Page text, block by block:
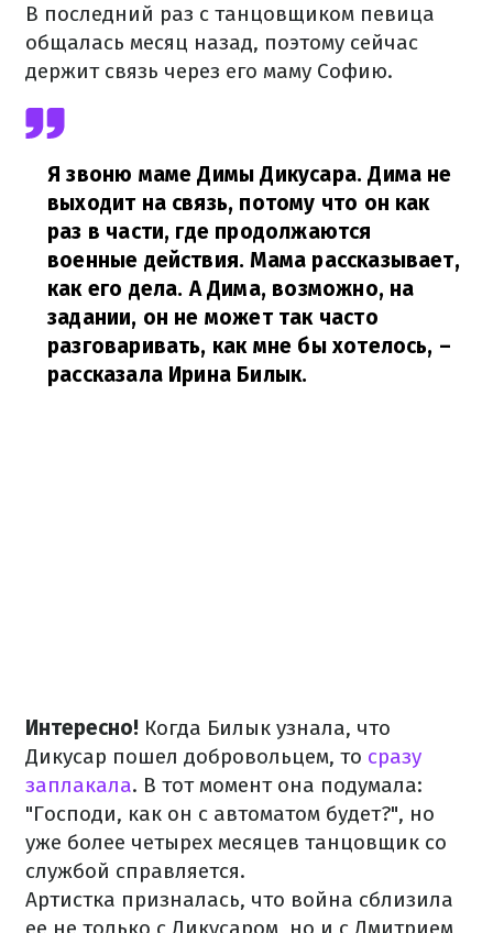
В последний раз с танцовщиком певица
общалась месяц назад, поэтому сейчас
держит связь через его маму Софию.
Я звоню маме Димы Дикусара. Дима не
выходит на связь, потому что он как
раз в части, где продолжаются
военные действия. Мама рассказывает,
как его дела. А Дима, возможно, на
задании, он не может так часто
разговаривать, как мне бы хотелось, –
рассказала Ирина Билык.
Интересно! Когда Билык узнала, что
Дикусар пошел добровольцем, то сразу
заплакала. В тот момент она подумала:
"Господи, как он с автоматом будет?", но
уже более четырех месяцев танцовщик со
службой справляется.
Артистка призналась, что война сблизила